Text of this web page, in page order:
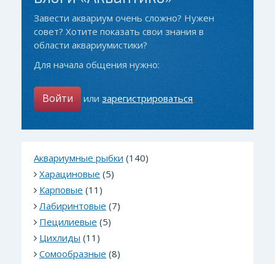
Завести аквариум очень сложно? Нужен
совет? Хотите показать свои знания в
области аквариумистики?
Для начала общения нужно:
Войти илизарегистрироваться
Аквариумные рыбки (140)
Харациновые (5)
Карповые (11)
Лабиринтовые (7)
Пецилиевые (5)
Цихлиды (11)
Сомообразные (8)